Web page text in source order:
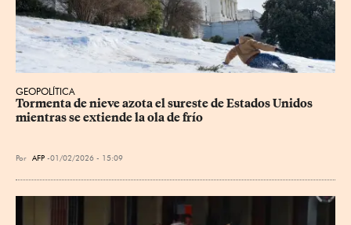
GEOPOLÍTICA
Tormenta de nieve azota el sureste de Estados Unidos
mientras se extiende la ola de frío
Por AFP 01/02/2026 - 15:09